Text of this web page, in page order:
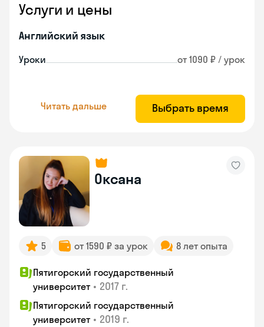
Услуги и цены
Английский язык
Уроки от 1090 ₽ / урок
Читать дальше Выбрать время
Оксана
5 от 1590 ₽ за урок 8 лет опыта
Пятигорский государственный
университет • 2017 г.
Пятигорский государственный
университет • 2019 г.